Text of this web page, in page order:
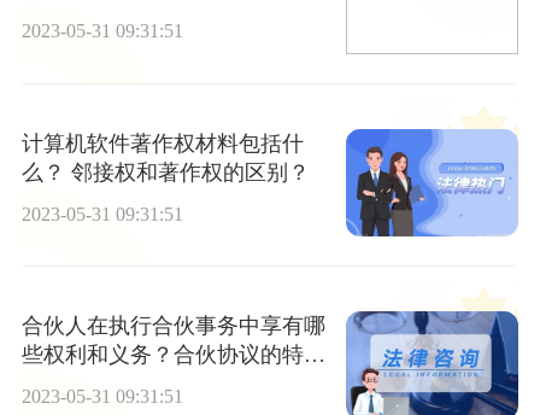
2023-05-31 09:31:51
计算机软件著作权材料包括什
么？ 邻接权和著作权的区别？
2023-05-31 09:31:51
合伙人在执行合伙事务中享有哪
些权利和义务？合伙协议的特征
有哪些？
2023-05-31 09:31:51